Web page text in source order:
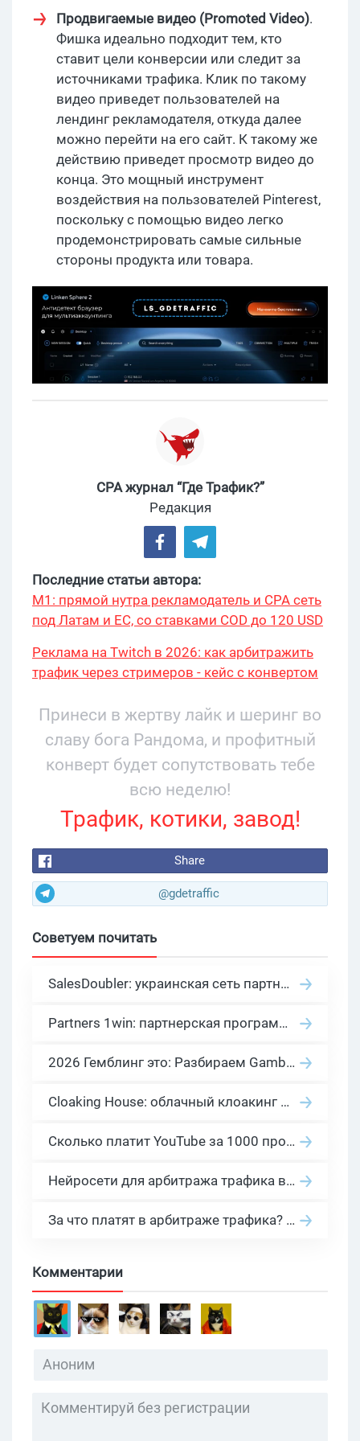
Продвигаемые видео (Promoted Video).
Фишка идеально подходит тем, кто
ставит цели конверсии или следит за
источниками трафика. Клик по такому
видео приведет пользователей на
лендинг рекламодателя, откуда далее
можно перейти на его сайт. К такому же
действию приведет просмотр видео до
конца. Это мощный инструмент
воздействия на пользователей Pinterest,
поскольку с помощью видео легко
продемонстрировать самые сильные
стороны продукта или товара.
CPA журнал “Где Трафик?”
Редакция
Последние статьи автора:
М1: прямой нутра рекламодатель и CPA сеть
под Латам и ЕС, со ставками COD до 120 USD
Реклама на Twitch в 2026: как арбитражить
трафик через стримеров - кейс с конвертом
Принеси в жертву лайк и шеринг во
славу бога Рандома, и профитный
конверт будет сопутствовать тебе
всю неделю!
Трафик, котики, завод!
Share
@gdetraffic
Советуем почитать
SalesDoubler: украинская сеть партнерских программ с оплатой за действие
Partners 1win: партнерская программа казино в нише гемблинг арбитраж
2026 Гемблинг это: Разбираем Gambling вертикаль, и все что связано с гемблинг и беттинг офферами
Cloaking House: облачный клоакинг для фильтрации ботов FB и Google Ads — гайд PHP-интеграции 2026
Сколько платит YouTube за 1000 просмотров в 2026: реальные цифры от 0.5 до 36 USD по ГЕО
Нейросети для арбитража трафика в 2026: инструменты, кейсы и AI-медиабайеры
За что платят в арбитраже трафика? 30 моделей оплаты в бурж и СНГ партнерках
Комментарии